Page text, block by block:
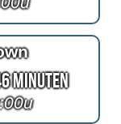
Minuten